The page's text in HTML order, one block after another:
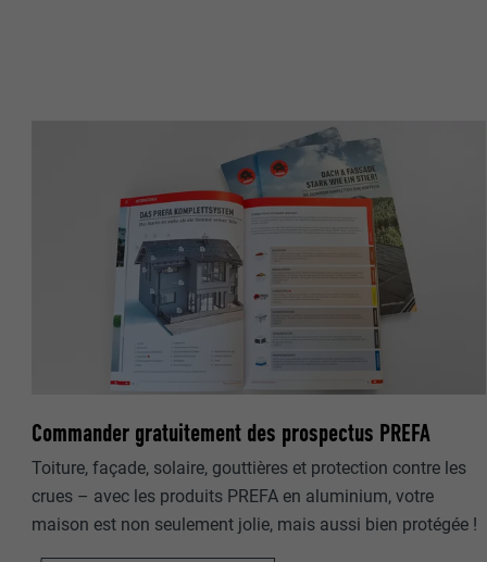
Commander gratuitement des prospectus PREFA
Toiture, façade, solaire, gouttières et protection contre les
crues – avec les produits PREFA en aluminium, votre
maison est non seulement jolie, mais aussi bien protégée !
EXPIRATION
UTILITÉ
EXPIRATION
UTILITÉ
EXPIRATION
UTILITÉ